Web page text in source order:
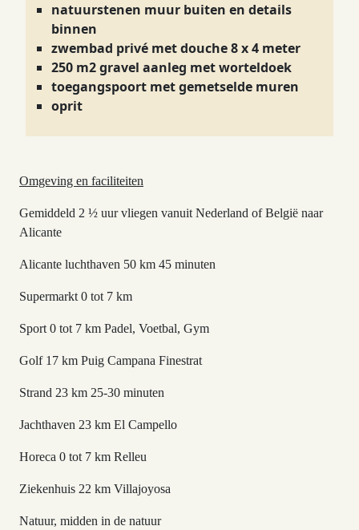
natuurstenen muur buiten en details
binnen
zwembad privé met douche 8 x 4 meter
250 m2 gravel aanleg met worteldoek
toegangspoort met gemetselde muren
oprit
Omgeving en faciliteiten
Gemiddeld 2 ½ uur vliegen vanuit Nederland of België naar
Alicante
Alicante luchthaven 50 km 45 minuten
Supermarkt 0 tot 7 km
Sport 0 tot 7 km Padel, Voetbal, Gym
Golf 17 km Puig Campana Finestrat
Strand 23 km 25-30 minuten
Jachthaven 23 km El Campello
Horeca 0 tot 7 km Relleu
Ziekenhuis 22 km Villajoyosa
Natuur, midden in de natuur